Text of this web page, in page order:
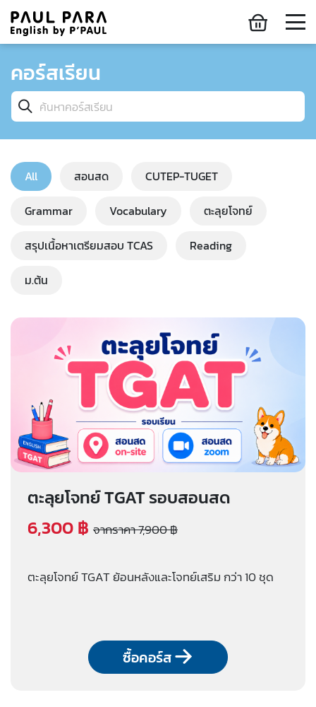
คอร์สเรียน
All สอนสด CUTEP-TUGET
Grammar Vocabulary ตะลุยโจทย์
สรุปเนื้อหาเตรียมสอบ TCAS Reading
ม.ต้น
ตะลุยโจทย์ TGAT รอบสอนสด
6,300 ฿ จากราคา 7,900 ฿
ตะลุยโจทย์ TGAT ย้อนหลังและโจทย์เสริม กว่า 10 ชุด
ซื้อคอร์ส